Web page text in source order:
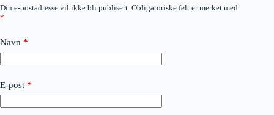
Din e-postadresse vil ikke bli publisert. Obligatoriske felt er merket med
*
Navn *
E-post *